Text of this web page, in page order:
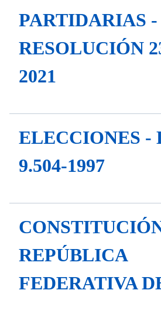
PARTIDARIAS -
RESOLUCIÓN
2021
ELECCIONES -
9.504-1997
REPÚBLICA
FEDERATIVA